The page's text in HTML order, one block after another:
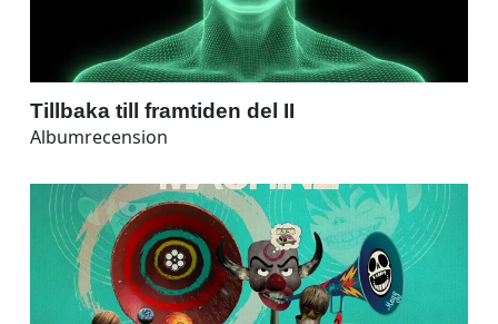
Tillbaka till framtiden del II
Albumrecension